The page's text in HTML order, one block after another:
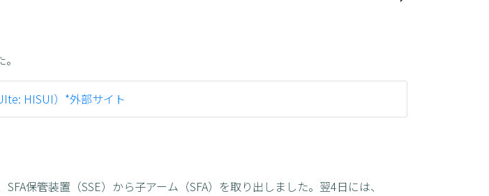
HISUI）*外部サイト
保管装置（SSE）から子アーム（SFA）を取り出しました。翌4日には、